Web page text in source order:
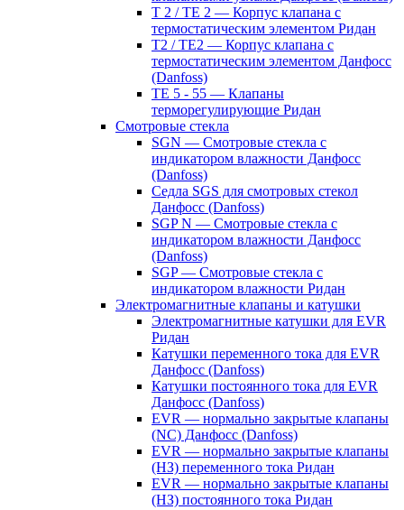
T 2 / TE 2 — Корпус клапана с
термостатическим элементом Ридан
T2 / TE2 — Корпус клапана с
термостатическим элементом Данфосс
(Danfoss)
TE 5 - 55 — Клапаны
терморегулирующие Ридан
Смотровые стекла
SGN — Смотровые стекла с
индикатором влажности Данфосс
(Danfoss)
Седла SGS для смотровых стекол
Данфосс (Danfoss)
SGP N — Смотровые стекла с
индикатором влажности Данфосс
(Danfoss)
SGP — Смотровые стекла с
индикатором влажности Ридан
Электромагнитные клапаны и катушки
Электромагнитные катушки для EVR
Ридан
Катушки переменного тока для EVR
Данфосс (Danfoss)
Катушки постоянного тока для EVR
Данфосс (Danfoss)
EVR — нормально закрытые клапаны
(NC) Данфосс (Danfoss)
EVR — нормально закрытые клапаны
(НЗ) переменного тока Ридан
EVR — нормально закрытые клапаны
(НЗ) постоянного тока Ридан